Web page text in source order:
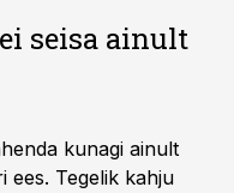
seisa ainult
kunagi ainult
ees. Tegelik kahju